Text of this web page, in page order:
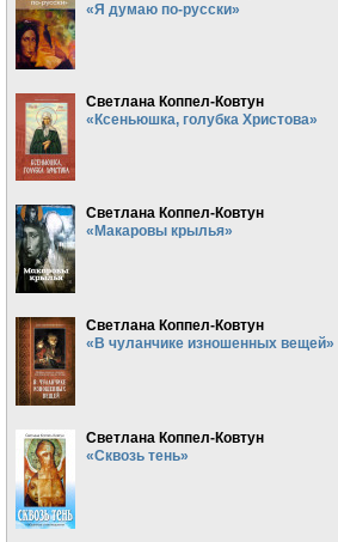
«Я думаю по-русски»
Светлана Коппел-Ковтун
«Ксеньюшка, голубка Христова»
Светлана Коппел-Ковтун
«Макаровы крылья»
Светлана Коппел-Ковтун
«В чуланчике изношенных вещей»
Светлана Коппел-Ковтун
«Сквозь тень»